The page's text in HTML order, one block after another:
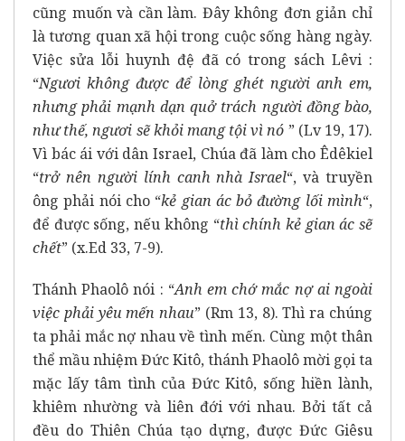
cũng muốn và cần làm. Đây không đơn giản chỉ
là tương quan xã hội trong cuộc sống hàng ngày.
Việc sửa lỗi huynh đệ đã có trong sách Lêvi :
“Ngươi không được để lòng ghét người anh em,
nhưng phải mạnh dạn quở trách người đồng bào,
như thế, ngươi sẽ khỏi mang tội vì nó ” (Lv 19, 17).
Vì bác ái với dân Israel, Chúa đã làm cho Êdêkiel
“trở nên người lính canh nhà Israel“, và truyền
ông phải nói cho “kẻ gian ác bỏ đường lối mình“,
để được sống, nếu không “thì chính kẻ gian ác sẽ
chết” (x.Ed 33, 7-9).
Thánh Phaolô nói : “Anh em chớ mắc nợ ai ngoài
việc phải yêu mến nhau” (Rm 13, 8). Thì ra chúng
ta phải mắc nợ nhau về tình mến. Cùng một thân
thể mầu nhiệm Đức Kitô, thánh Phaolô mời gọi ta
mặc lấy tâm tình của Đức Kitô, sống hiền lành,
khiêm nhường và liên đới với nhau. Bởi tất cả
đều do Thiên Chúa tạo dựng, được Đức Giêsu